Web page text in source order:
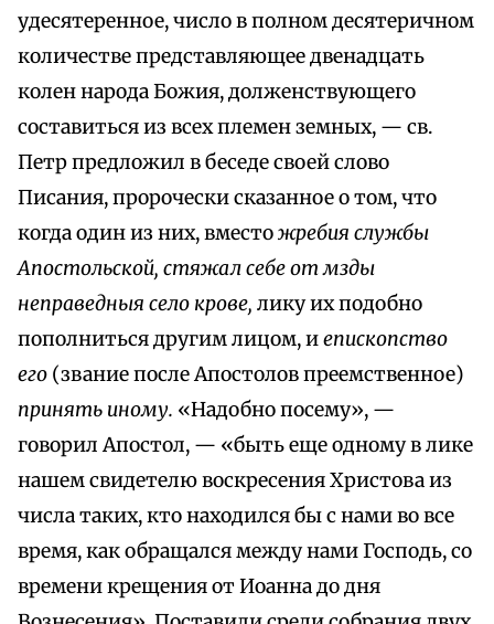
удесятеренное, число в полном десятеричном
количестве представляющее двенадцать
колен народа Божия, долженствующего
составиться из всех племен земных, — св.
Петр предложил в беседе своей слово
Писания, пророчески сказанное о том, что
когда один из них, вместожребия службы
Апостольской, стяжал себе от мзды
неправедныя село крове, лику их подобно
пополниться другим лицом, иепископство
его (звание после Апостолов преемственное)
принять иному. «Надобно посему», —
говорил Апостол, — «быть еще одному в лике
нашем свидетелю воскресения Христова из
числа таких, кто находился бы с нами во все
время, как обращался между нами Господь, со
времени крещения от Иоанна до дня